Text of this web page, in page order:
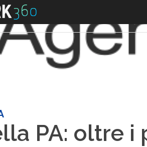
PA: oltre i